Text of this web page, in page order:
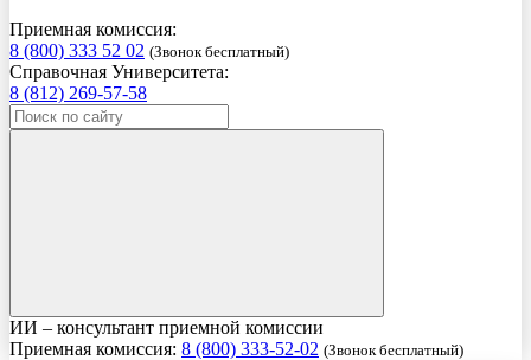
Приемная комиссия:
8 (800) 333 52 02 (Звонок бесплатный)
Справочная Университета:
8 (812) 269-57-58
ИИ – консультант приемной комиссии
Приемная комиссия: 8 (800) 333-52-02 (Звонок бесплатный)